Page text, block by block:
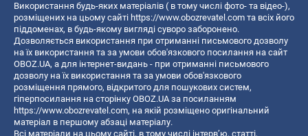
Використання будь-яких матеріалів ( в тому числі фото- та відео-),
розміщених на цьому сайті https://www.obozrevatel.com та всіх його
піддоменах, в будь-якому вигляді суворо заборонено.
Дозволяється використання при отриманні письмового дозволу
на їх використання та за умови обов'язкового посилання на сайт
OBOZ.UA, а для інтернет-видань - при отриманні письмового
дозволу на їх використання та за умови обов'язкового
розміщення прямого, відкритого для пошукових систем,
гіперпосилання на сторінку OBOZ.UA за посиланням
https://www.obozrevatel.com, на якій розміщено оригінальний
матеріал в першому абзаці матеріалу.
Всі матеріали на цьому сайті, в тому числі інтерв’ю, статті,